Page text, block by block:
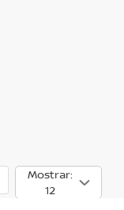
Mostrar:
12